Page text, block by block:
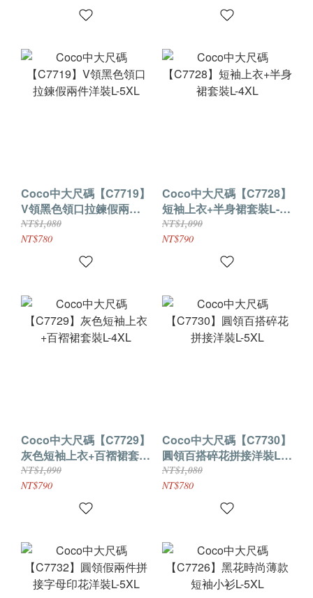
Coco中大尺碼【C7719】
V領黑色領口拉鍊假兩件
洋裝L-5XL
NT$1,080
NT$780
Coco中大尺碼【C7728】
短袖上衣+半身裙套裝L-
4XL
NT$1,090
NT$790
Coco中大尺碼【C7729】
灰色短袖上衣+百褶裙套裝
L-4XL
NT$1,090
NT$790
Coco中大尺碼【C7730】
圓領百搭碎花拼接洋裝L-
5XL
NT$1,080
NT$780